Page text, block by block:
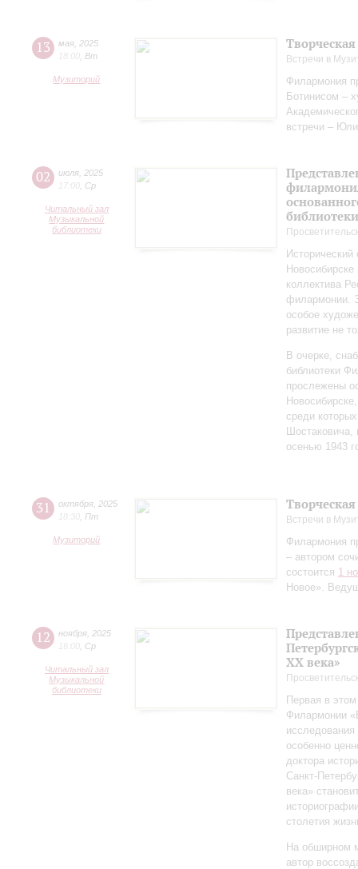
13 мая 2025
18:00 Вт
Музиторий
Встречи в
Филармония
Ботинисом –
встречи –
02 июля 2025
17:00 Ср
Читальный зал
Музыкальной
библиотеки
коллектива
филармонии.
особое
развитие не
В очерке,
библиотеки
прослежены
среди
Шостаковича,
осенью 1943
31 октября 2025
18:30 Пт
Музиторий
Встречи в
Филармония
– автором
состоится 1
Новое».
12 ноября 2025
16:00 Ср
Читальный зал
Музыкальной
библиотеки
ХХ века»
Первая в
Филармонии
особенно
доктора
века»
столетия
На обширном
автор